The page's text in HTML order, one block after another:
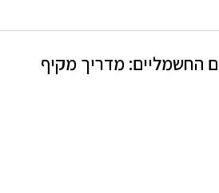
החשמליים: מדריך מקיף